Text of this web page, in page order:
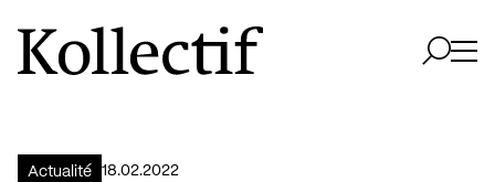
Aller à la page d'accueil
Logo Kollectif
Actualité 18.02.2022